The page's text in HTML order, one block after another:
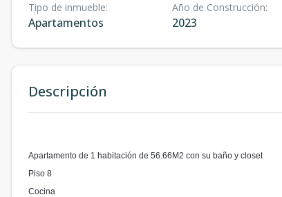
Tipo de inmueble:
Apartamentos
Año de Construcción:
2023
Descripción
Apartamento de 1 habitación de 56.66M2 con su baño y closet⁣
Piso 8
Cocina⁣